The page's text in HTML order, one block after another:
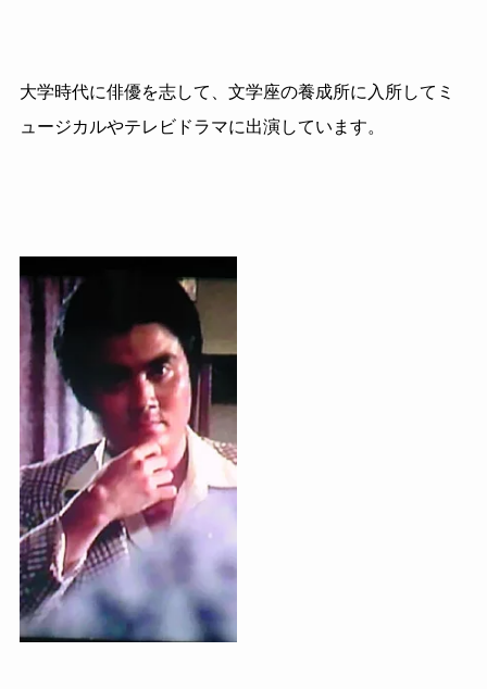
大学時代に俳優を志して、文学座の養成所に入所してミ
ュージカルやテレビドラマに出演しています。